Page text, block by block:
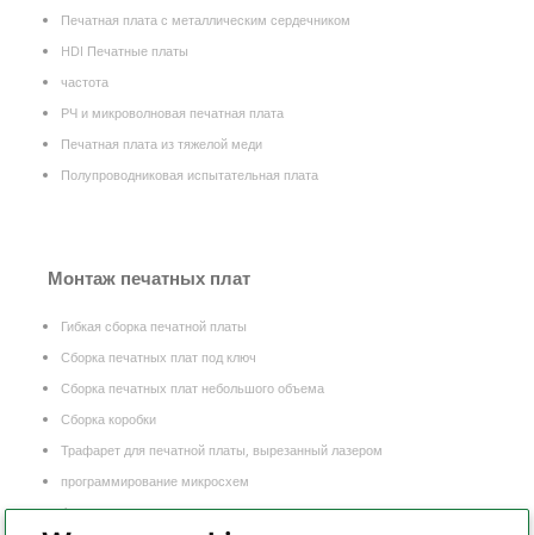
Печатная плата с металлическим сердечником
HDI Печатные платы
частота
РЧ и микроволновая печатная плата
Печатная плата из тяжелой меди
Полупроводниковая испытательная плата
Монтаж печатных плат
Гибкая сборка печатной платы
Сборка печатных плат под ключ
Сборка печатных плат небольшого объема
Сборка коробки
Трафарет для печатной платы, вырезанный лазером
программирование микросхем
Функциональное тестирование